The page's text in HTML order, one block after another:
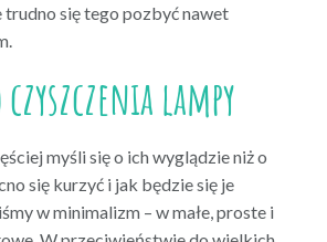
trudno się tego pozbyć nawet
lampy
myśli się o ich wyglądzie niż o
się kurzyć i jak będzie się je
w minimalizm – w małe, proste i